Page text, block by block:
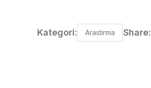
Kategori: Arastirma Share: